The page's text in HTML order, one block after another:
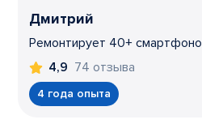
Дмитрий
Ремонтирует 40+
4,9 74 отзыва
4 года опыта